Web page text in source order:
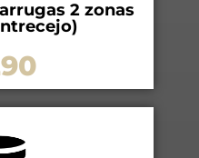
2 zonas